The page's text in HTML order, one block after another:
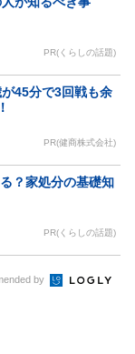
PR(くらしの話題)
45分で3回戦も余
PR(健商株式会社)
？家処分の基礎知
PR(くらしの話題)
by